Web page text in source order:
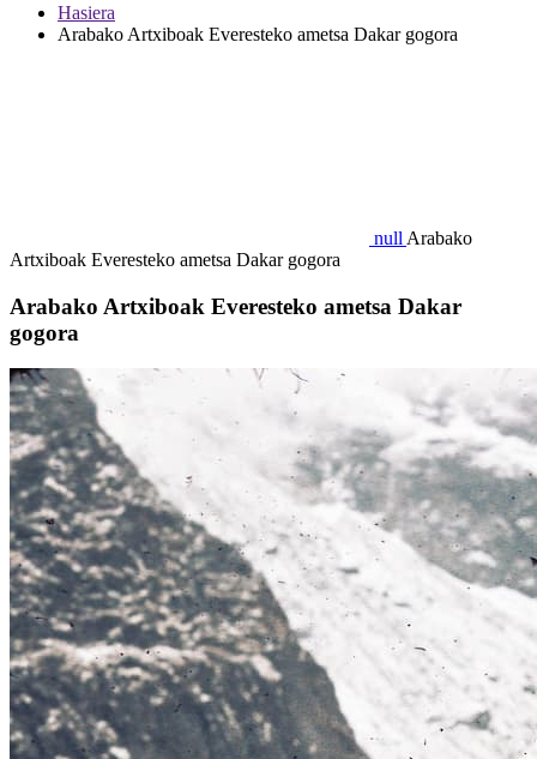
Hasiera
Arabako Artxiboak Everesteko ametsa Dakar gogora
null Arabako
Artxiboak Everesteko ametsa Dakar gogora
Arabako Artxiboak Everesteko ametsa Dakar
gogora